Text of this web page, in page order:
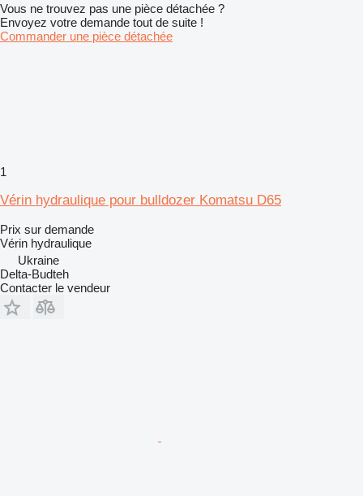
Vous ne trouvez pas une pièce détachée ?
Envoyez votre demande tout de suite !
Commander une pièce détachée
1
Vérin hydraulique pour bulldozer Komatsu D65
Prix sur demande
Vérin hydraulique
Ukraine
Delta-Budteh
Contacter le vendeur